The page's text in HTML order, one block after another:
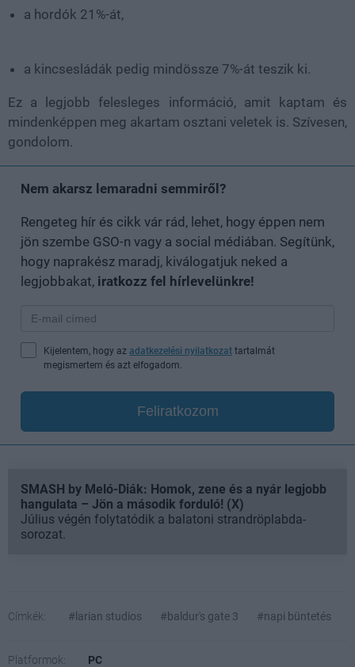
a hordók 21%-át,
a kincsesládák pedig mindössze 7%-át teszik ki.
Ez a legjobb felesleges információ, amit kaptam és
mindenképpen meg akartam osztani veletek is. Szívesen,
gondolom.
Nem akarsz lemaradni semmiről?
Rengeteg hír és cikk vár rád, lehet, hogy éppen nem
jön szembe GSO-n vagy a social médiában. Segítünk,
hogy naprakész maradj, kiválogatjuk neked a
legjobbakat, iratkozz fel hírlevelünkre!
Kijelentem, hogy az adatkezelési nyilatkozat tartalmát
megismertem és azt elfogadom.
Feliratkozom
SMASH by Meló-Diák: Homok, zene és a nyár legjobb
hangulata – Jön a második forduló! (X)
Július végén folytatódik a balatoni strandröplabda-
sorozat.
Címkék: #larian studios #baldur's gate 3 #napi büntetés
Platformok: PC